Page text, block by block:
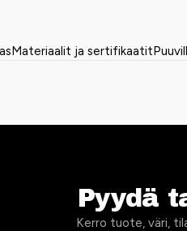
Materiaalit ja sertifikaatit
Pyydä
Kerro tuote, väri,